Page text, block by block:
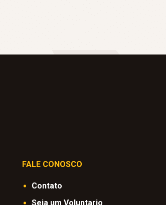
FALE CONOSCO
Contato
Seja um Voluntario